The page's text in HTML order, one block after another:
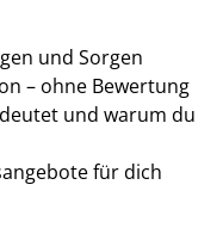
und Sorgen
– ohne Bewertung
und warum du
für dich